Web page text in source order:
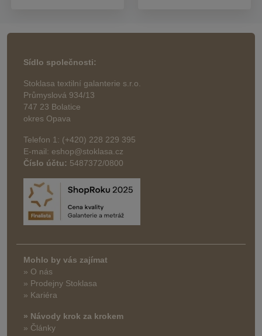
Sídlo společnosti:
Stoklasa textilní galanterie s.r.o.
Průmyslová 934/13
747 23 Bolatice
okres Opava
Telefon 1: (+420) 228 229 395
E-mail: eshop@stoklasa.cz
Číslo účtu: 5487372/0800
Mohlo by vás zajímat
» O nás
» Prodejny Stoklasa
» Kariéra
» Návody krok za krokem
» Články